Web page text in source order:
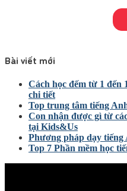
Bài viết mới
Cách học đếm từ 1 đến
chi tiết
Top trung tâm tiếng
Con nhận được gì từ
tại Kids&Us
Phương pháp dạy tiếng
Top 7 Phần mềm học